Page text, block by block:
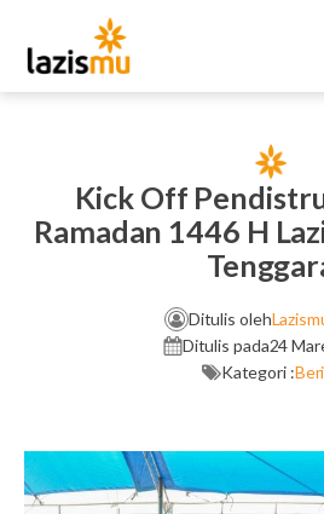
Kick Off
Ramadan 1446 H
Ditulis oleh
Ditulis pada24
Kategori :